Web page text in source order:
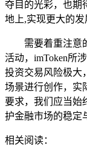
夺目的光彩，也期
地上,实现更大的发
需要着重注意
活动，imToken所
投资交易风险极大
场景进行创作，实
要求，我们应当始
护金融市场的稳定
相关阅读：